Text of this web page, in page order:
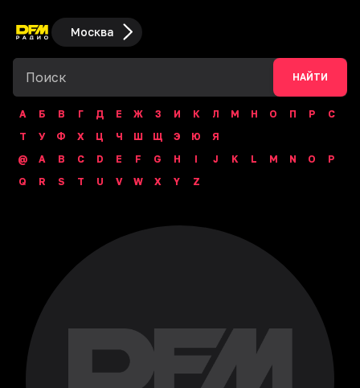
Москва
НАЙТИ
А Б В Г Д Е Ж З И К Л М Н О П Р
С
Т
У Ф Х Ц Ч Ш Щ Э Ю
Я
@
A B C D E F G H I J K L M N O
P
Q
R S T U V W X Y Z